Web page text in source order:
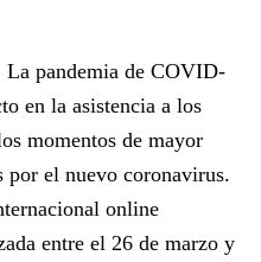
La pandemia de COVID-
en la asistencia a los
momentos de mayor
por el nuevo coronavirus.
online
entre el 26 de marzo y